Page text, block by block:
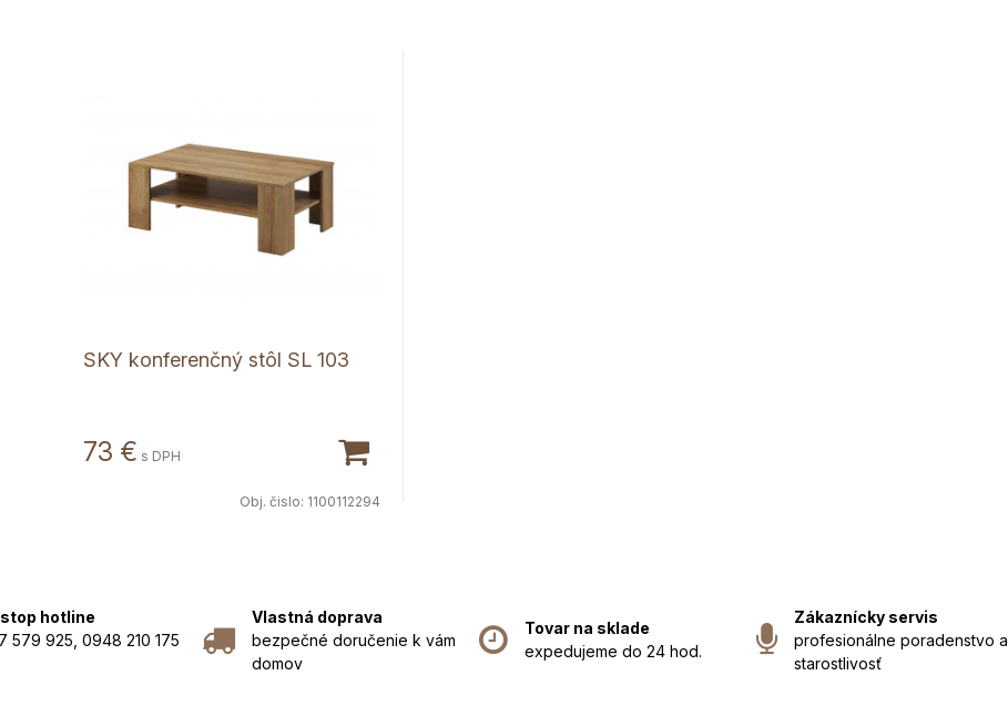
SKY konferenčný stôl SL 103
73 € s DPH
Obj. čislo: 1100112294
hotline
579 925, 0948 210 175
Vlastná doprava
bezpečné doručenie k vám
domov
Tovar na sklade
expedujeme do 24 hod.
Zákaznícky servis
profesionálne poradenstvo a
starostlivosť